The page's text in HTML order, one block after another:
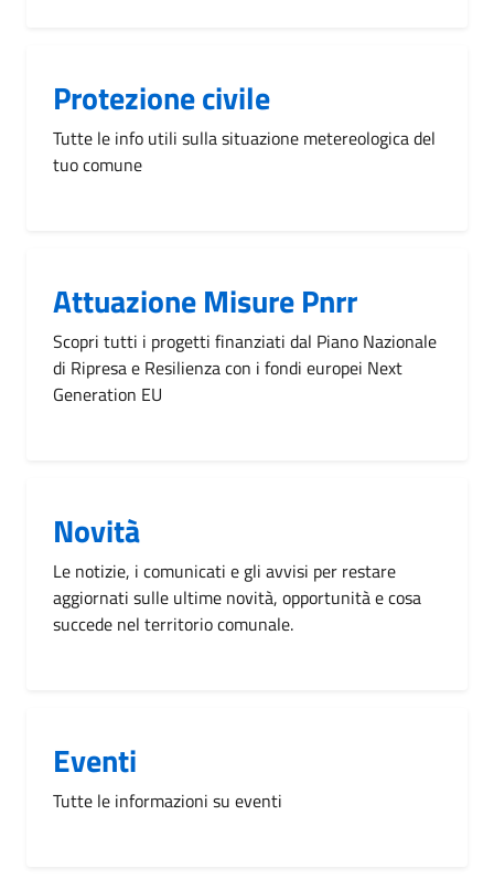
Protezione civile
Tutte le info utili sulla situazione metereologica del
tuo comune
Attuazione Misure Pnrr
Scopri tutti i progetti finanziati dal Piano Nazionale
di Ripresa e Resilienza con i fondi europei Next
Generation EU
Novità
Le notizie, i comunicati e gli avvisi per restare
aggiornati sulle ultime novità, opportunità e cosa
succede nel territorio comunale.
Eventi
Tutte le informazioni su eventi